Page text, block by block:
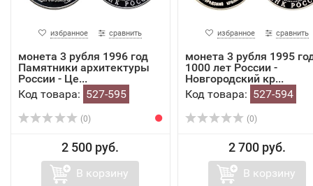
избранное сравнить
монета 3 рубля 1996 год
Памятники архитектуры
России - Це...
Код товара: 527-595
(0)
2 500 руб.
В корзину
избранное сравнить
монета 3 рубля 1995
1000 лет России -
Новгородский кр...
Код товара: 527-594
(0)
2 700 руб.
В корзину